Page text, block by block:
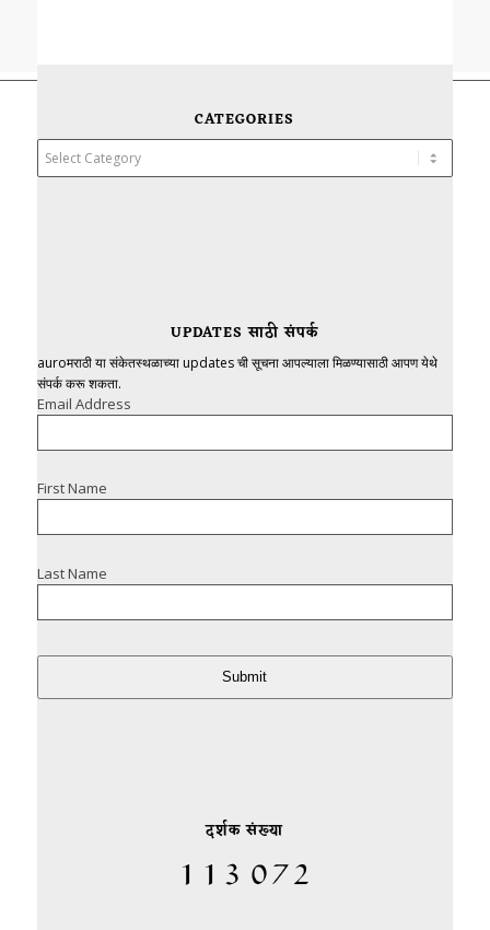
CATEGORIES
Categories
UPDATES साठी संपर्क
auroमराठी या संकेतस्थळाच्या updates ची सूचना आपल्याला मिळण्यासाठी आपण येथे
संपर्क करू शकता.
Email Address
First Name
Last Name
Submit
दर्शक संख्या